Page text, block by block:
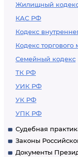
Жилищный
КАС РФ
Кодекс
Кодекс
Семейный кодекс
ТК РФ
УИК РФ
УК РФ
УПК РФ
Судебная
Законы
Документы